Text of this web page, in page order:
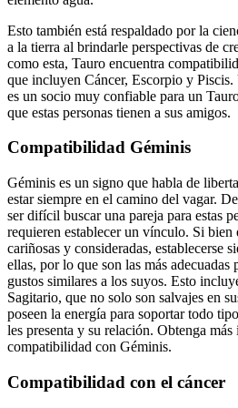
Esto también está respaldado por la
a la tierra al brindarle perspectivas de
como esta, Tauro encuentra
que incluyen Cáncer, Escorpio y
es un socio muy confiable para un
que estas personas tienen a sus amigos.
Compatibilidad Géminis
Géminis es un signo que habla de
estar siempre en el camino del vagar.
ser difícil buscar una pareja para estas
requieren establecer un vínculo. Si bien
cariñosas y consideradas, establecerse
ellas, por lo que son las más adecuadas
gustos similares a los suyos. Esto
Sagitario, que no solo son salvajes en
poseen la energía para soportar todo
les presenta y su relación. Obtenga
compatibilidad con Géminis.
Compatibilidad con el cáncer